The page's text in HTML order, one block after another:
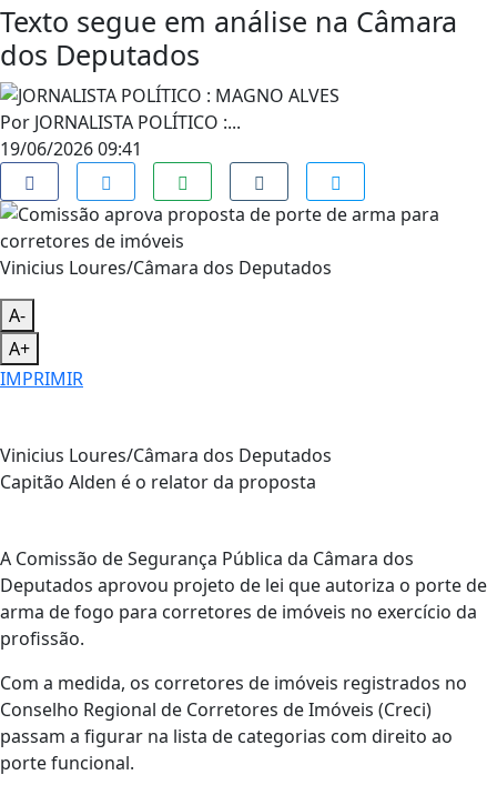
Texto segue em análise na Câmara
dos Deputados
Por JORNALISTA POLÍTICO :...
19/06/2026 09:41
Vinicius Loures/Câmara dos Deputados
A-
A+
IMPRIMIR
Vinicius Loures/Câmara dos Deputados
Capitão Alden é o relator da proposta
A Comissão de Segurança Pública da Câmara dos
Deputados aprovou projeto de lei que autoriza o porte de
arma de fogo para corretores de imóveis no exercício da
profissão.
Com a medida, os corretores de imóveis registrados no
Conselho Regional de Corretores de Imóveis (Creci)
passam a figurar na lista de categorias com direito ao
porte funcional.